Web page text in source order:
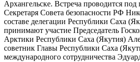
Архангельске. Встреча проводится под
Секретаря Совета безопасности РФ
составе делегации Республики Саха
принимают участие Председатель
Арктики Республики Саха (Якутия)
советник Главы Республики Саха
международного сотрудничества